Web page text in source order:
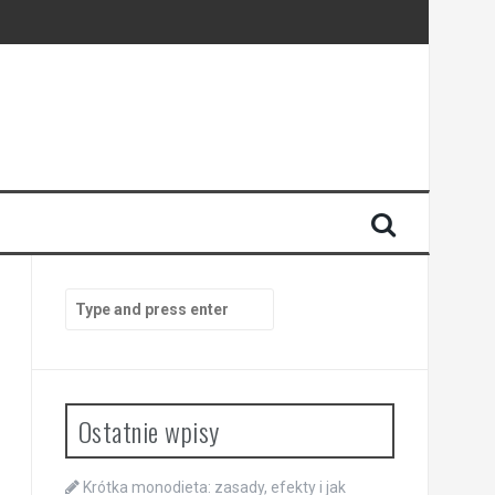
for:
Ostatnie wpisy
Krótka monodieta: zasady, efekty i jak